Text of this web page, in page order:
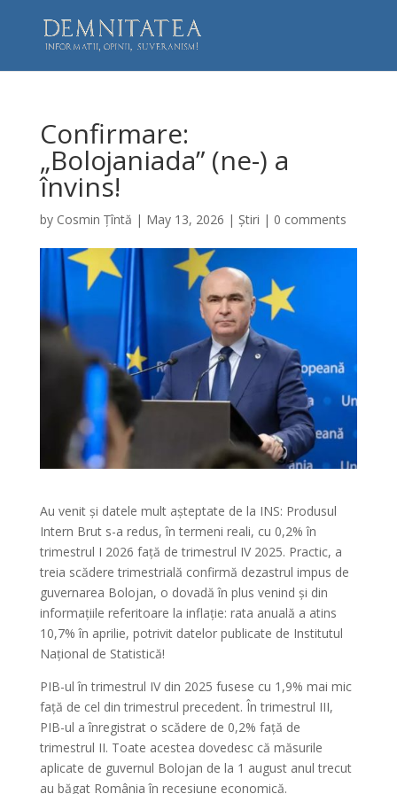
Confirmare:
„Bolojaniada” (ne-) a
învins!
by Cosmin Țîntă | May 13, 2026 | Știri | 0 comments
Au venit și datele mult așteptate de la INS: Produsul
Intern Brut s-a redus, în termeni reali, cu 0,2% în
trimestrul I 2026 față de trimestrul IV 2025. Practic, a
treia scădere trimestrială confirmă dezastrul impus de
guvernarea Bolojan, o dovadă în plus venind și din
informațiile referitoare la inflație: rata anuală a atins
10,7% în aprilie, potrivit datelor publicate de Institutul
Național de Statistică!
PIB-ul în trimestrul IV din 2025 fusese cu 1,9% mai mic
față de cel din trimestrul precedent. În trimestrul III,
PIB-ul a înregistrat o scădere de 0,2% față de
trimestrul II. Toate acestea dovedesc că măsurile
aplicate de guvernul Bolojan de la 1 august anul trecut
au băgat România în recesiune economică.